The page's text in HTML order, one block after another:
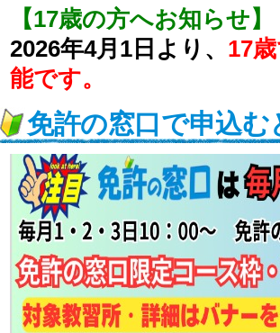
【17歳の方へお知らせ】
2026年4月1日より、 17
能です。
免許の窓口で申込